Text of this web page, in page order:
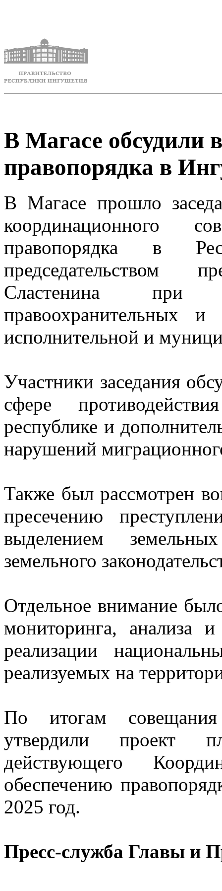
В Магасе обсудили
правопорядка в
В Магасе прошло
координационного
правопорядка в
председательством
Сластенина при
правоохранительных
исполнительной и
Участники заседания
сфере
республике и
нарушений
Также был рассмотрен
пресечению
выделением
земельного
Отдельное внимание
мониторинга, анализа
реализации
реализуемых на
По итогам
утвердили проект
действующего
обеспечению
2025 год.
Пресс-служба Главы и